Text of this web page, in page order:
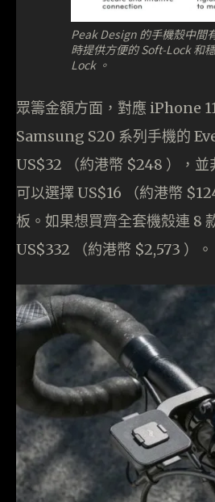
Peak Design 的手機殼中間
時提供方便的 Soft-Lock 和
Lock 。
眾籌金額方面，對應 iPhone
Samsung S20 系列手機的
US$32 （約港幣 $248 ），並
可以選擇 US$16 （約港幣
板。如果想買齊全套機殼連 8
US$332 （約港幣 $2,573 ）。